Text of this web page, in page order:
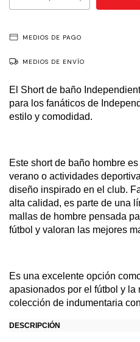
MEDIOS DE PAGO
MEDIOS DE ENVÍO
El Short de baño
para los fanáticos de
estilo y comodidad.
Este short de baño hombre
verano o actividades
diseño inspirado en el club.
alta calidad, es parte de una
mallas de hombre pensada
fútbol y valoran las mejores
Es una excelente opción
apasionados por el fútbol y la
colección de indumentaria
DESCRIPCIÓN